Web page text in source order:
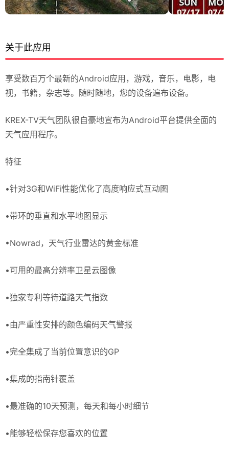
关于此应用
享受数百万个最新的Android应用，游戏，音乐，电影，电
视，书籍，杂志等。随时随地，您的设备遍布设备。
KREX-TV天气团队很自豪地宣布为Android平台提供全面的
天气应用程序。
特征
•针对3G和WiFi性能优化了高度响应式互动图
•带环的垂直和水平地图显示
•Nowrad，天气行业雷达的黄金标准
•可用的最高分辨率卫星云图像
•独家专利等待道路天气指数
•由严重性安排的颜色编码天气警报
•完全集成了当前位置意识的GP
•集成的指南针覆盖
•最准确的10天预测，每天和每小时细节
•能够轻松保存您喜欢的位置